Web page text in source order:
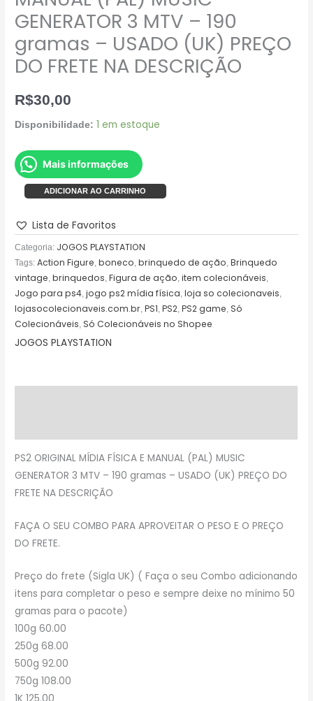
GENERATOR 3 MTV – 190
gramas – USADO (UK) PREÇO
DO FRETE NA DESCRIÇÃO
R$30,00
Disponibilidade: 1 em estoque
Mais informações
FRETE
NA
DESCRIÇÃO
quantidade
ADICIONAR AO CARRINHO
Lista de Favoritos
Categoria: JOGOS PLAYSTATION
Tags: Action Figure ,boneco ,brinquedo de ação ,Brinquedo
vintage ,brinquedos ,Figura de ação ,item colecionáveis
Jogo para ps4 ,jogo ps2 mídia física ,loja so colecionaveis
lojasocolecionaveis.com.br ,PS1 ,PS2 ,PS2 game ,Só
Colecionáveis ,Só Colecionáveis no Shopee
JOGOS PLAYSTATION
PS2 ORIGINAL MÍDIA FÍSICA E MANUAL (PAL) MUSIC
GENERATOR 3 MTV – 190 gramas – USADO (UK) PREÇO DO
FRETE NA DESCRIÇÃO
FAÇA O SEU COMBO PARA APROVEITAR O PESO E O PREÇO
DO FRETE.
Preço do frete (Sigla UK) ( Faça o seu Combo adicionando
itens para completar o peso e sempre deixe no mínimo 50
gramas para o pacote)
100g 60.00
250g 68.00
500g 92.00
750g 108.00